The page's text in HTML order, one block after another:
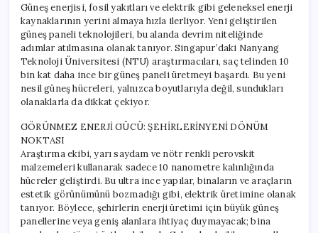
Panelleri
ile
Şehirler
Enerji
Üssü
Olacak
için
Güneş enerjisi, fosil yakıtları ve elektrik gibi geleneksel enerji
kaynaklarının yerini almaya hızla ilerliyor. Yeni geliştirilen
güneş paneli teknolojileri, bu alanda devrim niteliğinde
adımlar atılmasına olanak tanıyor. Singapur’daki Nanyang
Teknoloji Üniversitesi (NTU) araştırmacıları, saç telinden 10
bin kat daha ince bir güneş paneli üretmeyi başardı. Bu yeni
nesil güneş hücreleri, yalnızca boyutlarıyla değil, sundukları
olanaklarla da dikkat çekiyor.
GÖRÜNMEZ ENERJİ GÜCÜ: ŞEHİRLERİNYENİ DÖNÜM
NOKTASI
Araştırma ekibi, yarı saydam ve nötr renkli perovskit
malzemeleri kullanarak sadece 10 nanometre kalınlığında
hücreler geliştirdi. Bu ultra ince yapılar, binaların ve araçların
estetik görünümünü bozmadığı gibi, elektrik üretimine olanak
tanıyor. Böylece, şehirlerin enerji üretimi için büyük güneş
panellerine veya geniş alanlara ihtiyaç duymayacak; bina